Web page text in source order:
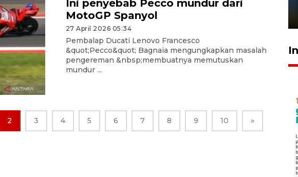
Ini penyebab Pecco mundur dari
MotoGP Spanyol
27 April 2026 05:34
Pembalap Ducati Lenovo Francesco
&quot;Pecco&quot; Bagnaia mengungkapkan masalah
pengereman &nbsp;membuatnya memutuskan
mundur ...
2 3 4 5 6 7 8 9 10 »
1 Juni 2026 05:47